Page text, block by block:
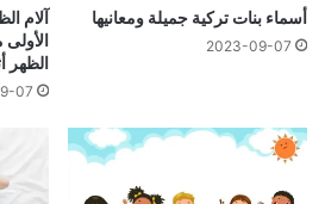
أسماء بنات تركية جميلة ومعانيها
2023-09-07
آلام
الظهر
07